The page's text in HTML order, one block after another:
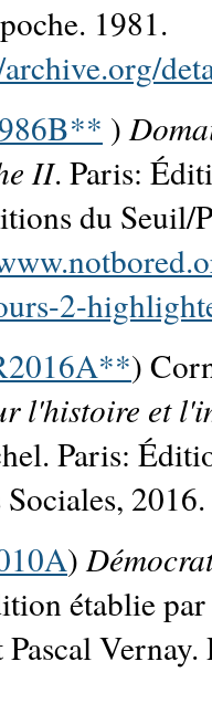
1981.
)
II. Paris:
du Seuil/
2-
)
l'histoire et
Paris:
Sociales,
)
établie
Pascal